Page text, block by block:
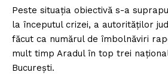
Peste situația obiectivă s-a
la începutul crizei, a autorităților
făcut ca numărul de îmbolnăviri
mult timp Aradul în top trei
București.